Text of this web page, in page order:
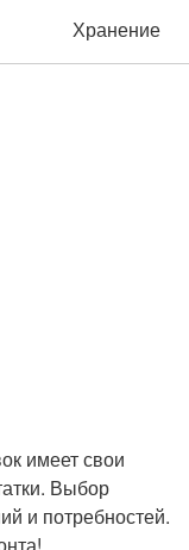
Хранение
имеет свои
Выбор
и потребностей.